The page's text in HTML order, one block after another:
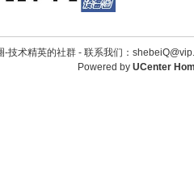
-技术精英的社群 - 联系我们：
Powered by UCenter